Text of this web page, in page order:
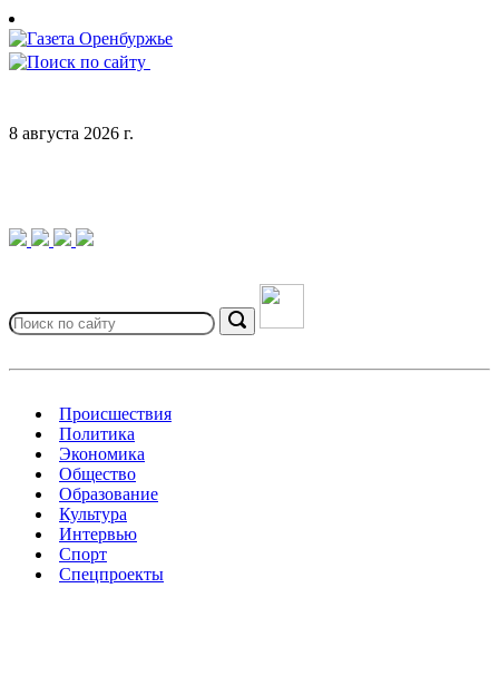
Skip
to
content
8 августа 2026 г.
for:
Search
Происшествия
Политика
Экономика
Общество
Образование
Культура
Интервью
Спорт
Спецпроекты